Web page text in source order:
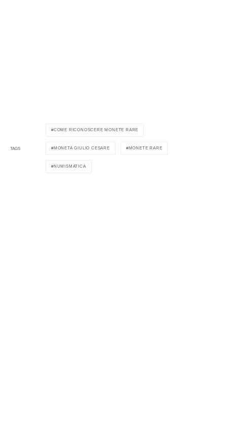
TAGS
COME RICONOSCERE MONETE RARE
MONETA GIULIO CESARE MONETE RARE
NUMISMATICA